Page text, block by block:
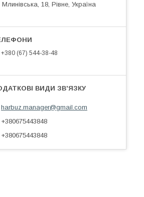
Млинівська, 18, Рівне, Україна
+380 (67) 544-38-48
harbuz.manager@gmail.com
+380675443848
+380675443848